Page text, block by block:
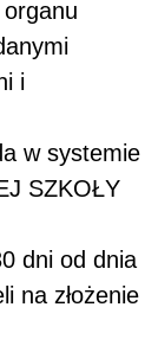
i
w systemie
SZKOŁY
dni od dnia
na złożenie